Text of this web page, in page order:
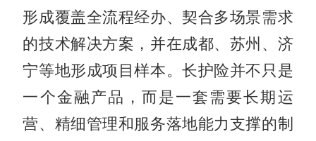
形成覆盖全流程经办、契合多场景需求
的技术解决方案，并在成都、苏州、济
宁等地形成项目样本。长护险并不只是
一个金融产品，而是一套需要长期运
营、精细管理和服务落地能力支撑的制